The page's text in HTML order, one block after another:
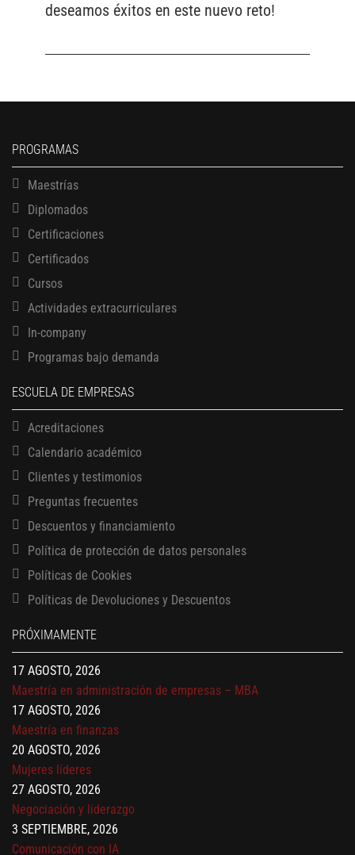
deseamos éxitos en este nuevo reto!
PROGRAMAS
Maestrías
Diplomados
Certificaciones
Certificados
Cursos
Actividades extracurriculares
In-company
Programas bajo demanda
ESCUELA DE EMPRESAS
Acreditaciones
Calendario académico
Clientes y testimonios
Preguntas frecuentes
Descuentos y financiamiento
Política de protección de datos personales
Políticas de Cookies
Políticas de Devoluciones y Descuentos
PRÓXIMAMENTE
Finanzas para no financieros
17 AGOSTO, 2026
17 AGOSTO, 2026
Maestría en administración de empresas – MBA
17 AGOSTO, 2026
Maestría en finanzas
20 AGOSTO, 2026
Mujeres líderes
27 AGOSTO, 2026
Negociación y liderazgo
3 SEPTIEMBRE, 2026
Comunicación con IA